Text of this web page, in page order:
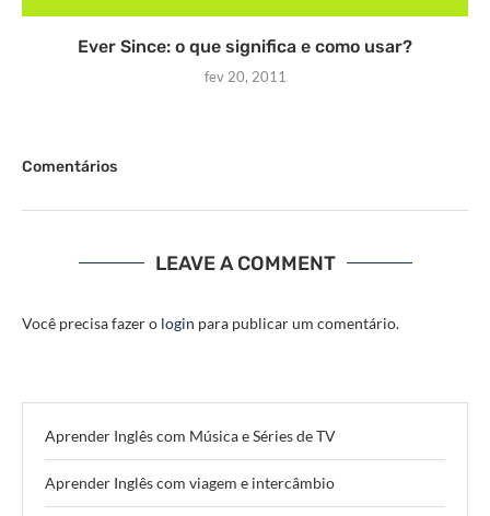
Ever Since: o que significa e como usar?
fev 20, 2011
Comentários
LEAVE A COMMENT
Você precisa fazer o login para publicar um comentário.
Aprender Inglês com Música e Séries de TV
Aprender Inglês com viagem e intercâmbio